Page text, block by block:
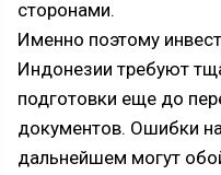
сторонами.
Именно поэтому
Индонезии требуют
подготовки еще до
документов. Ошибки
дальнейшем могут